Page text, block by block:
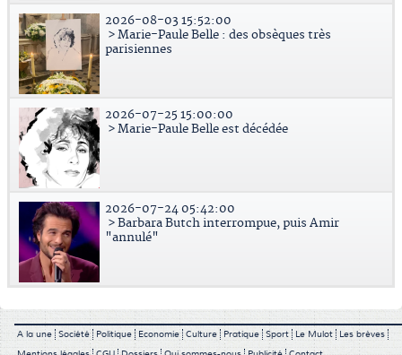
2026-08-03 15:52:00
> Marie-Paule Belle : des obsèques très
parisiennes
2026-07-25 15:00:00
> Marie-Paule Belle est décédée
2026-07-24 05:42:00
> Barbara Butch interrompue, puis Amir
"annulé"
A la une Société Politique Economie Culture Pratique Sport Le Mulot
Les brèves